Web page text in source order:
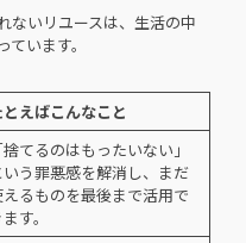
ないリユースは、生活の中
います。
とえばこんなこと
捨てるのはもったいない」
いう罪悪感を解消し、まだ
るものを最後まで活用で
す。